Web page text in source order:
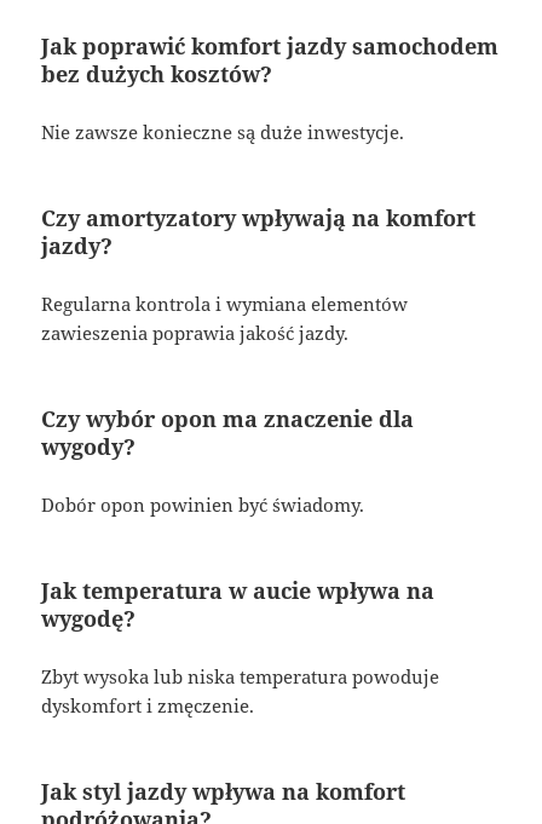
Jak poprawić komfort jazdy samochodem
bez dużych kosztów?
Nie zawsze konieczne są duże inwestycje.
Czy amortyzatory wpływają na komfort
jazdy?
Regularna kontrola i wymiana elementów
zawieszenia poprawia jakość jazdy.
Czy wybór opon ma znaczenie dla
wygody?
Dobór opon powinien być świadomy.
Jak temperatura w aucie wpływa na
wygodę?
Zbyt wysoka lub niska temperatura powoduje
dyskomfort i zmęczenie.
Jak styl jazdy wpływa na komfort